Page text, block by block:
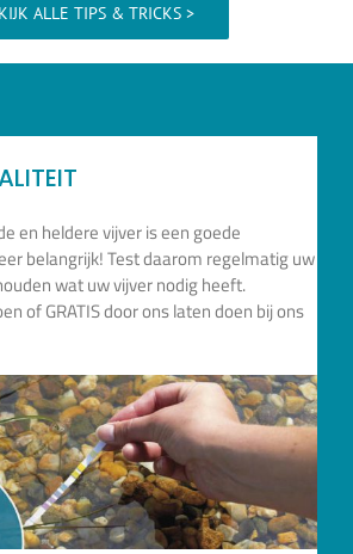
ALLE TIPS & TRICKS >
en heldere vijver is een goede
belangrijk! Test daarom regelmatig uw
wat uw vijver nodig heeft.
of GRATIS door ons laten doen bij ons